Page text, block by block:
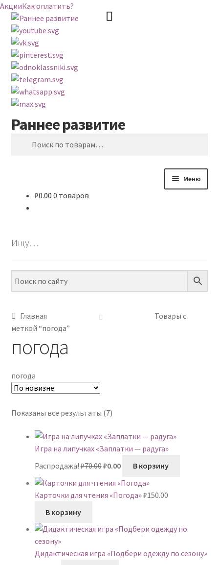
АкцииКак оплатить?
Перейти
к
навигации
Перейти
к
содержимому
Раннее развитие
Поиск
Меню
ПО НАВЫКАМ
МЕТОДИКИ
АРТ СТУДИЯ
ИГРЫ НА ЛИПУЧКАХ
КОНТАКТЫ
₽0.00 0 товаров
Ищу…
Главная
Товары с
меткой “погода”
погода
погода
Показаны все результаты (7)Сортировка:
недавние
Игра на липучках «Заплатки — радуга»
Распродажа!₽70.00
составляла
₽70.00.
₽0.00
₽0.00.
В корзину
Карточки для чтения «Погода»₽150.00
В корзину
Дидактическая игра «Подбери одежду по сезону»